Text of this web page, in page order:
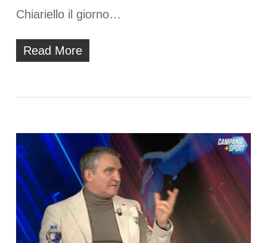
Chiariello il giorno…
Read More